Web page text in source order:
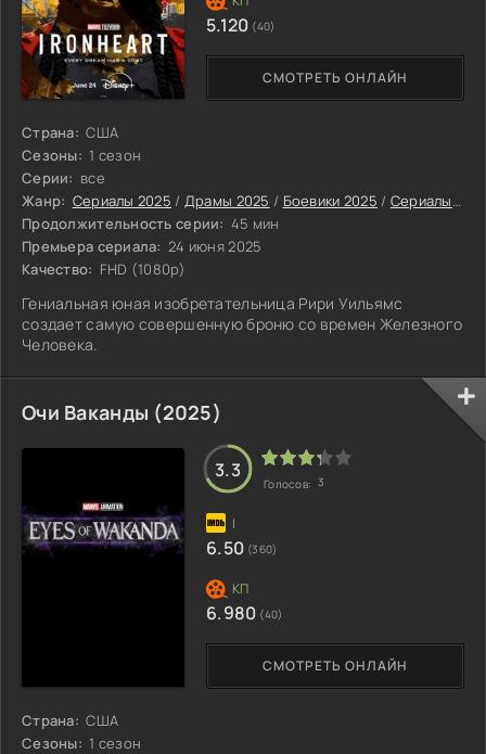
Страна: США
Сезоны: 1 сезон
Серии: все
Жанр: Сериалы 2025 / Драмы 2025 / Боевики 2025 / Сериалы-приключения 2025
Продолжительность серии: 45 мин
Премьера сериала: 24 июня 2025
Качество: FHD (1080p)
Гениальная юная изобретательница Рири Уильямс
создает самую совершенную броню со времен Железного
Человека.
СМОТРЕТЬ ОНЛАЙН
5.120 (40)
Очи Ваканды (2025)
Страна: США
Сезоны: 1 сезон
СМОТРЕТЬ ОНЛАЙН
3.3
Голосов: 3
6.50 (360)
6.980 (40)